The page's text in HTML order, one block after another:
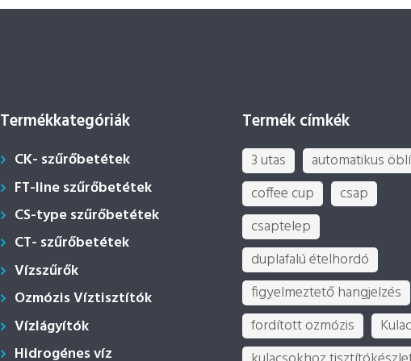
Termékkategóriák
CK- szűrőbetétek
FT-line szűrőbetétek
CS-type szűrőbetétek
CT- szűrőbetétek
Vízszűrők
Ozmózis Víztisztítók
Vízlágyítók
Hidrogénes víz
Termék címkék
3 utas
automatikus
coffee cup
csap
csaptelep
duplafalú ételhordó
figyelmeztető hangjelzés
fordított ozmózis